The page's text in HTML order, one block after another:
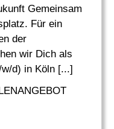
Gemeinsam
Für ein
der
wir Dich als
w/d) in Köln [...]